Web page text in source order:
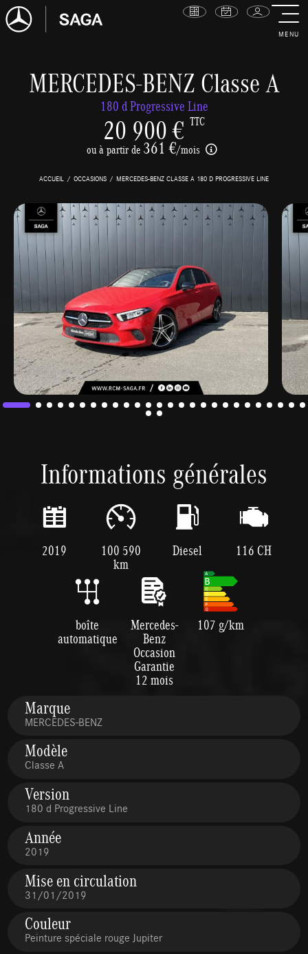
MENU
MERCEDES-BENZ Classe A
180 d Progressive Line
20 900 € TTC
ou à partir de 361 €/mois
ACCUEIL OCCASIONS MERCEDES-BENZ CLASSE A 180 D PROGRESSIVE LINE
Informations générales
2019 100 590
km
Diesel 116 CH
boîte
automatique
Mercedes-
Benz
Occasion
Garantie
12 mois
107 g/km
Marque
MERCEDES-BENZ
Modèle
Classe A
Version
180 d Progressive Line
Année
2019
Mise en circulation
31/01/2019
Couleur
Peinture spéciale rouge Jupiter